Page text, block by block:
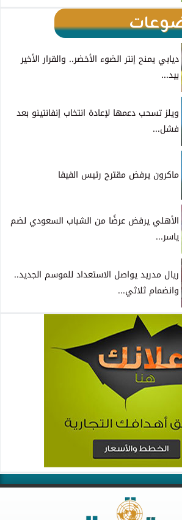
ديابي يمنح إنتر الضوء الأخضر.. والقرار الأخير
بيد...
ويلز تسحب دعمها لإعادة انتخاب إنفانتينو بعد
فشل...
ماكرون يرفض مقترح رئيس الفيفا
الأهلي يرفض عرضًا من الشباب السعودي لضم
ياسر...
ريال مدريد يواصل الاستعداد للموسم الجديد..
وانضمام ثلاثي...